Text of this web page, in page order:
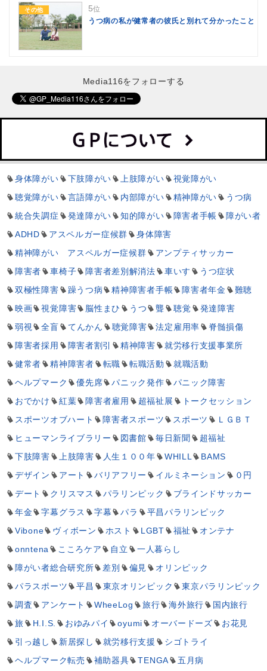
その他 5位
うつ病の私が健常者の彼氏と別れて分かったこと
Media116をフォローする
身体障がい 下肢障がい 上肢障がい
視覚障がい
聴覚障がい
言語障がい 内部障がい 精神障がい
うつ病
統合失調症
発達障がい 知的障がい 障害者手帳
障がい者
ADHD
アスペルガー症候群
身体障害
精神障がい アスペルガー症候群
アンプティサッカー
障害者
車椅子 障害者差別解消法 車いす
うつ症状
双極性障害
躁うつ病 精神障害者手帳 障害者年金
難聴
映画
視覚障害 脳性まひ うつ 聾 聴覚
発達障害
弱視
全盲 てんかん 聴覚障害 法定雇用率
脊髄損傷
障害者採用
障害者割引 精神障害
就労移行支援事業所
健常者
精神障害者 転職 転職活動
就職活動
ヘルプマーク
優先席 パニック発作
パニック障害
おでかけ
紅葉 障害者雇用 超福祉展
トークセッション
スポーツオブハート
障害者スポーツ スポーツ
ＬＧＢＴ
ヒューマンライブラリー
図書館 毎日新聞
超福祉
下肢障害
上肢障害 人生１００年 WHILL
BAMS
デザイン
アート バリアフリー イルミネーション
０円
デート
クリスマス パラリンピック
ブラインドサッカー
年金
字幕グラス 字幕 パラ
平昌パラリンピック
Vibone
ヴィボーン ホスト LGBT 福祉
オンテナ
onntena
こころケア 自立
一人暮らし
障がい者総合研究所
差別 偏見
オリンピック
パラスポーツ
平昌 東京オリンピック
東京パラリンピック
調査
アンケート WheeLog 旅行 海外旅行
国内旅行
旅
H.I.S. おゆみパイ oyumi オーバードーズ
お花見
引っ越し
新居探し 就労移行支援
シゴトライ
ヘルプマーク転売
補助器具 TENGA
五月病